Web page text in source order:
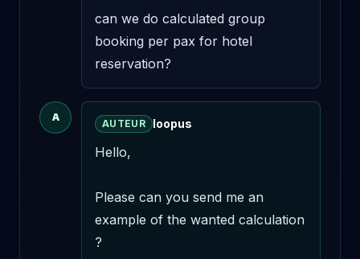
can we do calculated group
booking per pax for hotel
reservation?
A
AUTEUR loopus
Hello,
Please can you send me an
example of the wanted calculation
?